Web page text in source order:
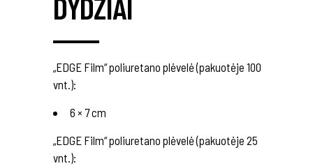
„EDGE Film“ poliuretano plėvelė (pakuotėje 100
vnt.):
6 × 7 cm
„EDGE Film“ poliuretano plėvelė (pakuotėje 25
vnt.):